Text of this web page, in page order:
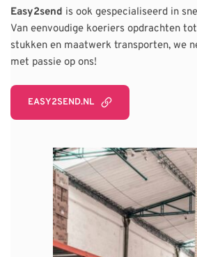
Easy2send is ook gespecialiseerd in
Van eenvoudige koeriers opdrachten
stukken en maatwerk transporten, we
met passie op ons!
EASY2SEND.NL